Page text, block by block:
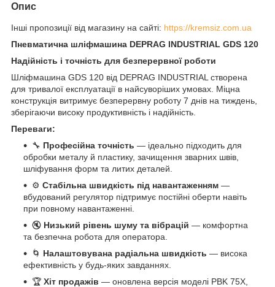
Опис
Інші пропозиції від магазину на сайті: https://kremsiz.com.ua
Пневматична шліфмашина DEPRAG INDUSTRIAL GDS 120
Надійність і точність для безперервної роботи
Шліфмашина GDS 120 від DEPRAG INDUSTRIAL створена
для тривалої експлуатації в найсуворіших умовах. Міцна
конструкція витримує безперервну роботу 7 днів на тиждень,
зберігаючи високу продуктивність і надійність.
Переваги:
🔧 Професійна точність — ідеально підходить для
обробки металу й пластику, зачищення зварних швів,
шліфування форм та литих деталей.
⚙️ Стабільна швидкість під навантаженням —
вбудований регулятор підтримує постійні оберти навіть
при повному навантаженні.
🔇 Низький рівень шуму та вібрацій — комфортна
та безпечна робота для оператора.
🌀 Налаштовувана радіальна швидкість — висока
ефективність у будь-яких завданнях.
🏆 Хіт продажів — оновлена версія моделі PBK 75X,